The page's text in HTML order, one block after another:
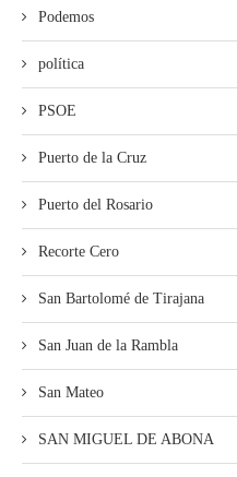
Podemos
política
PSOE
Puerto de la Cruz
Puerto del Rosario
Recorte Cero
San Bartolomé de Tirajana
San Juan de la Rambla
San Mateo
SAN MIGUEL DE ABONA